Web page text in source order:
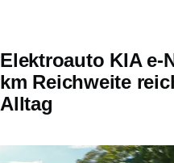
Elektroauto KIA e-
km Reichweite
Alltag